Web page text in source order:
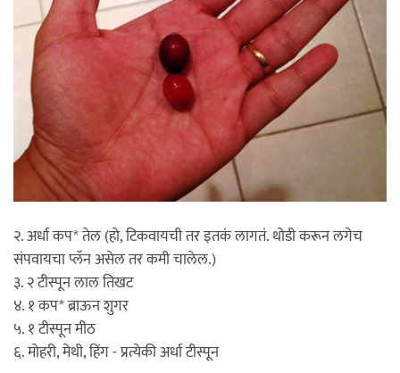
२. अर्धा कप* तेल (हो, टिकवायची तर इतकं लागतं. थोडी करून लगेच
संपवायचा प्लॅन असेल तर कमी चालेल.)
३. २ टीस्पून लाल तिखट
४. १ कप* ब्राऊन शुगर
५. १ टीस्पून मीठ
६. मोहरी, मेथी, हिंग - प्रत्येकी अर्धा टीस्पून